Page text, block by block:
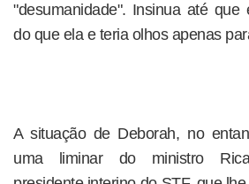
"desumanidade". Insinua até
do que ela e teria olhos apenas
A situação de Deborah, no
uma liminar do ministro